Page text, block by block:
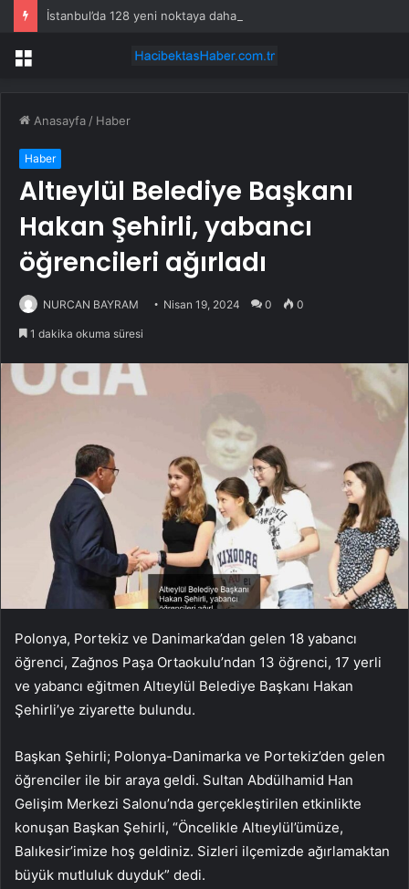
İstanbul’da 128 yeni noktaya daha EDS geliyor
Menü
Anasayfa / Haber
Haber
Altıeylül Belediye Başkanı
Hakan Şehirli, yabancı
öğrencileri ağırladı
NURCAN BAYRAM Nisan 19, 2024 0 0
1 dakika okuma süresi
Polonya, Portekiz ve Danimarka’dan gelen 18 yabancı
öğrenci, Zağnos Paşa Ortaokulu’ndan 13 öğrenci, 17 yerli
ve yabancı eğitmen Altıeylül Belediye Başkanı Hakan
Şehirli’ye ziyarette bulundu.
Başkan Şehirli; Polonya-Danimarka ve Portekiz’den gelen
öğrenciler ile bir araya geldi. Sultan Abdülhamid Han
Gelişim Merkezi Salonu’nda gerçekleştirilen etkinlikte
konuşan Başkan Şehirli, “Öncelikle Altıeylül’ümüze,
Balıkesir’imize hoş geldiniz. Sizleri ilçemizde ağırlamaktan
büyük mutluluk duyduk” dedi.